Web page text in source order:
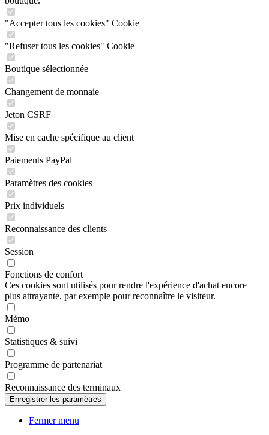
"Accepter tous les cookies" Cookie
"Refuser tous les cookies" Cookie
Boutique sélectionnée
Changement de monnaie
Jeton CSRF
Mise en cache spécifique au client
Paiements PayPal
Paramètres des cookies
Prix individuels
Reconnaissance des clients
Session
Fonctions de confort
Ces cookies sont utilisés pour rendre l'expérience d'achat encore
plus attrayante, par exemple pour reconnaître le visiteur.
Mémo
Statistiques & suivi
Programme de partenariat
Reconnaissance des terminaux
Fermer menu